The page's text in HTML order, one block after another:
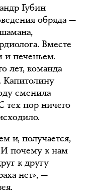
Губин
обряда —
Вместе
и печеньем.
лет, команда
Капитолину
сменила
пор ничего
и, получается,
И почему к нам
к другу
нет», —